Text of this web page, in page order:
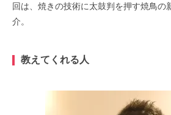
回は、焼きの技術に太鼓判を押す焼鳥の
介。
教えてくれる人